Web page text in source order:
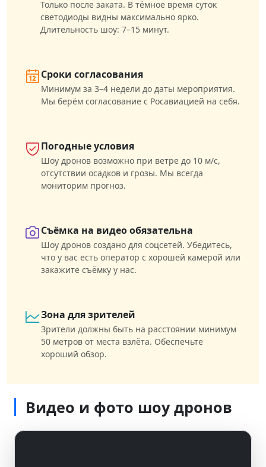
Только после заката. В тёмное время суток
светодиоды видны максимально ярко.
Длительность шоу: 7–15 минут.
Сроки согласования
Минимум за 3–4 недели до даты мероприятия.
Мы берём согласование с Росавиацией на себя.
Погодные условия
Шоу дронов возможно при ветре до 10 м/с,
отсутствии осадков и грозы. Мы всегда
мониторим прогноз.
Съёмка на видео обязательна
Шоу дронов создано для соцсетей. Убедитесь,
что у вас есть оператор с хорошей камерой или
закажите съёмку у нас.
Зона для зрителей
Зрители должны быть на расстоянии минимум
50 метров от места взлёта. Обеспечьте
хороший обзор.
Видео и фото шоу дронов